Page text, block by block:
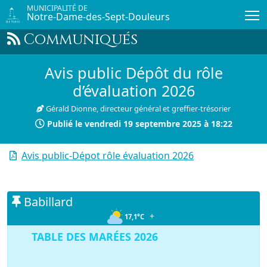
Passer au contenu principal
MUNICIPALITÉ DE
Notre-Dame-des-Sept-Douleurs
Communiqués
Avis public Dépôt du rôle
d’évaluation 2026
Gérald Dionne, directeur général et greffier-trésorier
Publié le vendredi 19 septembre 2025 à 18:22
Avis public-Dépot rôle évaluation 2026
Babillard
17,1°C +
TABLE DES MARÉES 2026